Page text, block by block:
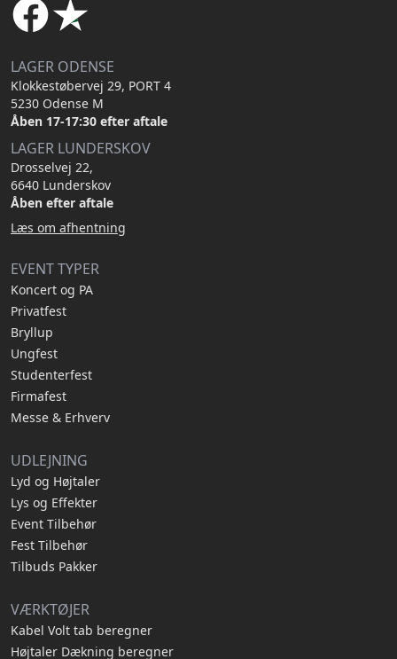
LAGER ODENSE
Klokkestøbervej 29, PORT 4
5230 Odense M
Åben 17-17:30 efter aftale
LAGER LUNDERSKOV
Drosselvej 22,
6640 Lunderskov
Åben efter aftale
Læs om afhentning
EVENT TYPER
Koncert og PA
Privatfest
Bryllup
Ungfest
Studenterfest
Firmafest
Messe & Erhverv
UDLEJNING
Lyd og Højtaler
Lys og Effekter
Event Tilbehør
Fest Tilbehør
Tilbuds Pakker
VÆRKTØJER
Kabel Volt tab beregner
Højtaler Dækning beregner